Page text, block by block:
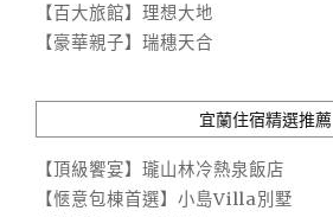
【百大旅館】理想大地
【豪華親子】瑞穗天合
宜蘭住宿精選推薦
【頂級饗宴】瓏山林冷熱泉飯店
【愜意包棟首選】小島Villa別墅